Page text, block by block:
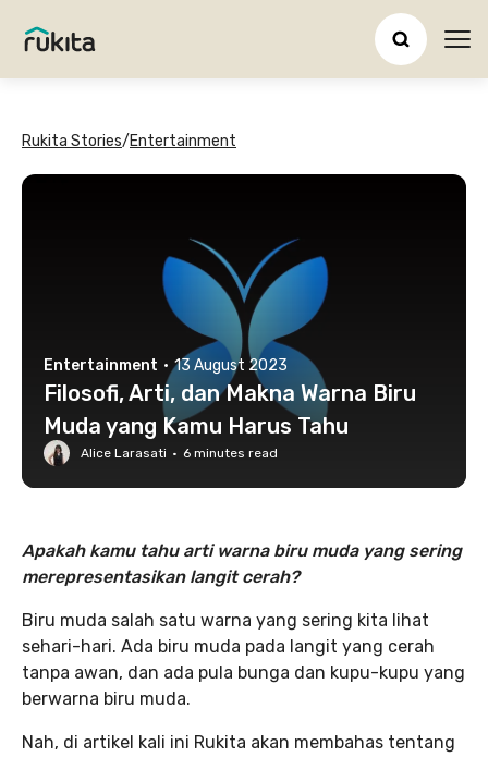
Rukita Stories/Entertainment
Entertainment · 13 August 2023
Filosofi, Arti, dan Makna Warna Biru
Muda yang Kamu Harus Tahu
Alice Larasati · 6 minutes read
Apakah kamu tahu arti warna biru muda yang sering
merepresentasikan langit cerah?
Biru muda salah satu warna yang sering kita lihat
sehari-hari. Ada biru muda pada langit yang cerah
tanpa awan, dan ada pula bunga dan kupu-kupu yang
berwarna biru muda.
Nah, di artikel kali ini Rukita akan membahas tentang